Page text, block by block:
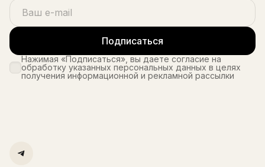
Подписаться
Нажимая «Подписаться», вы даете согласие на
обработку указанных персональных данных в целях
получения информационной и рекламной рассылки